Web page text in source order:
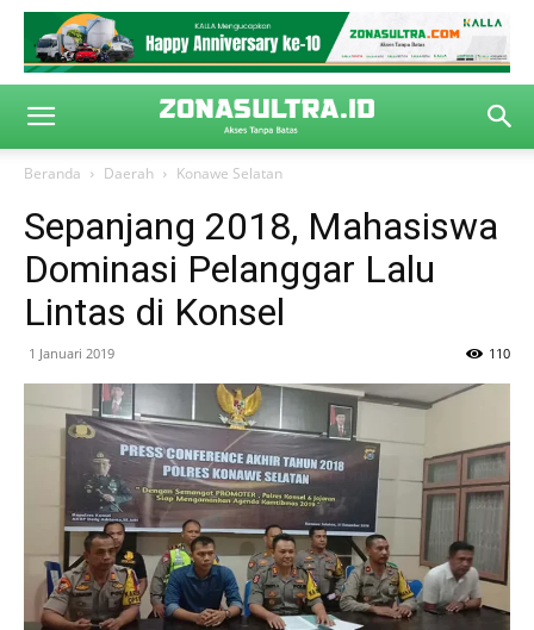
Beranda Daerah Konawe Selatan
Sepanjang 2018, Mahasiswa
Dominasi Pelanggar Lalu
Lintas di Konsel
1 Januari 2019 110